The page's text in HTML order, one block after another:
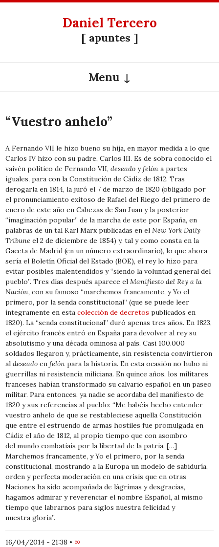
Daniel Tercero
[ apuntes ]
Menu
“Vuestro anhelo”
A Fernando VII le hizo bueno su hija, en mayor medida a lo que
Carlos IV hizo con su padre, Carlos III. Es de sobra conocido el
vaivén político de Fernando VII,deseado yfelón a partes
iguales, para con la Constitución de Cádiz de 1812. Tras
derogarla en 1814, la juró el 7 de marzo de 1820 (obligado por
el pronunciamiento exitoso de Rafael del Riego del primero de
enero de este año en Cabezas de San Juan y la posterior
“imaginación popular” de la marcha de este por España, en
palabras de un tal Karl Marx publicadas en elNew York Daily
Tribune el 2 de diciembre de 1854) y, tal y como consta en la
Gaceta de Madrid (en un número extraordinario), lo que ahora
sería el Boletín Oficial del Estado (BOE), el rey lo hizo para
evitar posibles malentendidos y “siendo la voluntad general del
pueblo”. Tres días después aparece elManifiesto del Rey a la
Nación, con su famoso “marchemos francamente, y Yo el
primero, por la senda constitucional” (que se puede leer
íntegramente en estacolección de decretos publicados en
1820). La “senda constitucional” duró apenas tres años. En 1823,
el ejército francés entró en España para devolver al rey su
absolutismo y una década ominosa al país. Casi 100.000
soldados llegaron y, prácticamente, sin resistencia convirtieron
aldeseado enfelón para la historia. En esta ocasión no hubo ni
guerrillas ni resistencia miliciana. En quince años, los militares
franceses habían transformado su calvario español en un paseo
militar. Para entonces, ya nadie se acordaba del manifiesto de
1820 y sus referencias al pueblo: “Me habéis hecho entender
vuestro anhelo de que se restableciese aquella Constitución
que entre el estruendo de armas hostiles fue promulgada en
Cádiz el año de 1812, al propio tiempo que con asombro
del mundo combatíais por la libertad de la patria. […]
Marchemos francamente, y Yo el primero, por la senda
constitucional, mostrando a la Europa un modelo de sabiduría,
orden y perfecta moderación en una crisis que en otras
Naciones ha sido acompañada de lágrimas y desgracias,
hagamos admirar y reverenciar el nombre Español, al mismo
tiempo que labrarnos para siglos nuestra felicidad y
nuestra gloria”.
16/04/2014 - 21:38 • ∞